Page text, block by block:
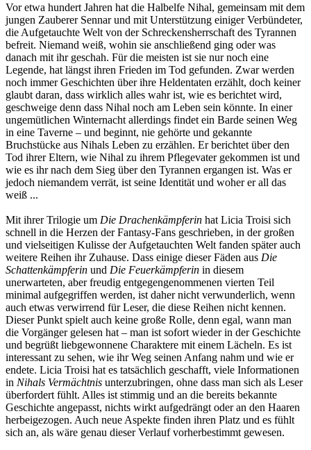
Vor etwa hundert Jahren hat die Halbelfe Nihal, gemeinsam mit dem
jungen Zauberer Sennar und mit Unterstützung einiger Verbündeter,
die Aufgetauchte Welt von der Schreckensherrschaft des Tyrannen
befreit. Niemand weiß, wohin sie anschließend ging oder was
danach mit ihr geschah. Für die meisten ist sie nur noch eine
Legende, hat längst ihren Frieden im Tod gefunden. Zwar werden
noch immer Geschichten über ihre Heldentaten erzählt, doch keiner
glaubt daran, dass wirklich alles wahr ist, wie es berichtet wird,
geschweige denn dass Nihal noch am Leben sein könnte. In einer
ungemütlichen Winternacht allerdings findet ein Barde seinen Weg
in eine Taverne – und beginnt, nie gehörte und gekannte
Bruchstücke aus Nihals Leben zu erzählen. Er berichtet über den
Tod ihrer Eltern, wie Nihal zu ihrem Pflegevater gekommen ist und
wie es ihr nach dem Sieg über den Tyrannen ergangen ist. Was er
jedoch niemandem verrät, ist seine Identität und woher er all das
weiß ...
Mit ihrer Trilogie um Die Drachenkämpferin hat Licia Troisi sich
schnell in die Herzen der Fantasy-Fans geschrieben, in der großen
und vielseitigen Kulisse der Aufgetauchten Welt fanden später auch
weitere Reihen ihr Zuhause. Dass einige dieser Fäden aus Die
Schattenkämpferin und Die Feuerkämpferin in diesem
unerwarteten, aber freudig entgegengenommenen vierten Teil
minimal aufgegriffen werden, ist daher nicht verwunderlich, wenn
auch etwas verwirrend für Leser, die diese Reihen nicht kennen.
Dieser Punkt spielt auch keine große Rolle, denn egal, wann man
die Vorgänger gelesen hat – man ist sofort wieder in der Geschichte
und begrüßt liebgewonnene Charaktere mit einem Lächeln. Es ist
interessant zu sehen, wie ihr Weg seinen Anfang nahm und wie er
endete. Licia Troisi hat es tatsächlich geschafft, viele Informationen
in Nihals Vermächtnis unterzubringen, ohne dass man sich als Leser
überfordert fühlt. Alles ist stimmig und an die bereits bekannte
Geschichte angepasst, nichts wirkt aufgedrängt oder an den Haaren
herbeigezogen. Auch neue Aspekte finden ihren Platz und es fühlt
sich an, als wäre genau dieser Verlauf vorherbestimmt gewesen.